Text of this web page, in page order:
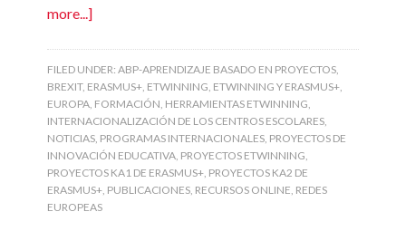
more...]
FILED UNDER:ABP-APRENDIZAJE BASADO EN PROYECTOS,
BREXIT, ERASMUS+, ETWINNING, ETWINNING Y ERASMUS+,
EUROPA, FORMACIÓN, HERRAMIENTAS ETWINNING,
INTERNACIONALIZACIÓN DE LOS CENTROS ESCOLARES,
NOTICIAS, PROGRAMAS INTERNACIONALES, PROYECTOS DE
INNOVACIÓN EDUCATIVA, PROYECTOS ETWINNING,
PROYECTOS KA1 DE ERASMUS+, PROYECTOS KA2 DE
ERASMUS+, PUBLICACIONES, RECURSOS ONLINE, REDES
EUROPEAS